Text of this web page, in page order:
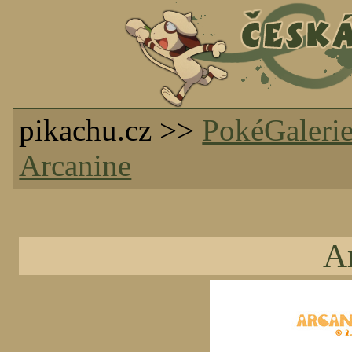
pikachu.cz >>
Arcanine